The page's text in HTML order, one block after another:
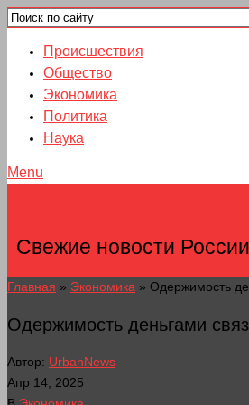
Происшествия
Общество
Экономика
Политика
Наука
Menu
Свежие новости
Главная » Экономика » Одержимость
Одержимость деньгами
Автор: UrbanNews
Апр 14, 2025